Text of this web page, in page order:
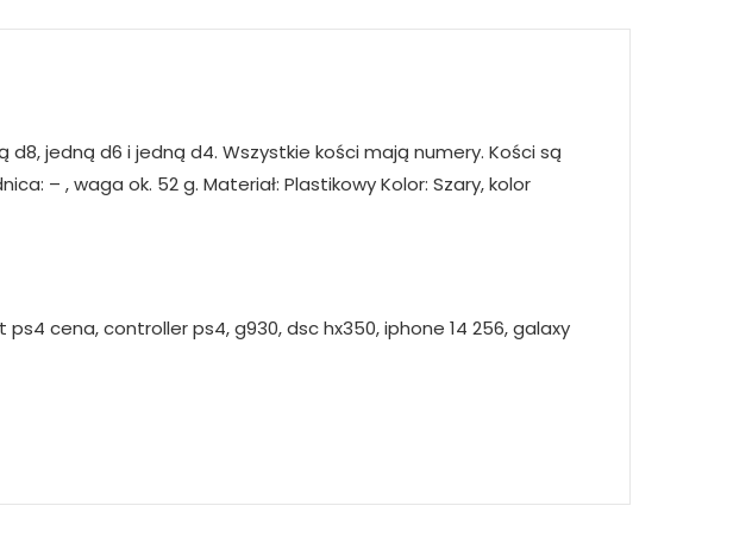
jedną d6 i jedną d4. Wszystkie kości mają numery. Kości są
– , waga ok. 52 g. Materiał: Plastikowy Kolor: Szary, kolor
cena, controller ps4, g930, dsc hx350, iphone 14 256, galaxy